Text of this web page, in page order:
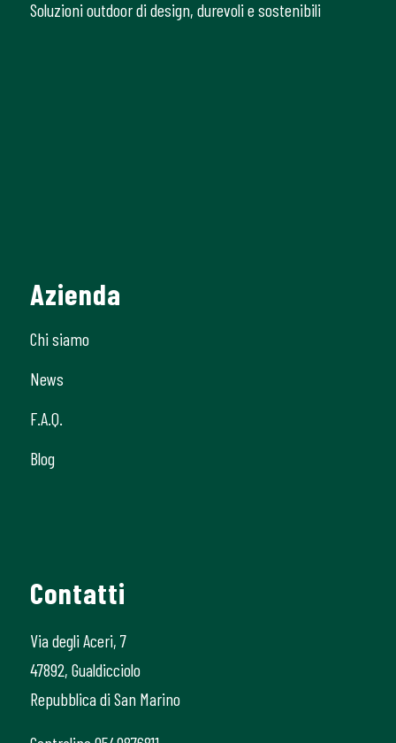
Soluzioni outdoor di design, durevoli e sostenibili
Azienda
Chi siamo
News
F.A.Q.
Blog
Contatti
Via degli Aceri, 7
47892, Gualdicciolo
Repubblica di San Marino